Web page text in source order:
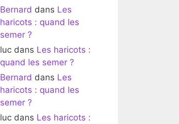
Bernard dans Les
haricots : quand les
semer ?
luc dans Les haricots :
quand les semer ?
Bernard dans Les
haricots : quand les
semer ?
luc dans Les haricots :